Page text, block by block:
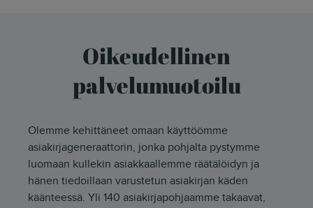
Oikeudellinen
palvelumuotoilu
Olemme kehittäneet omaan käyttöömme
asiakirjageneraattorin, jonka pohjalta pystymme
luomaan kullekin asiakkaallemme räätälöidyn ja
hänen tiedoillaan varustetun asiakirjan käden
käänteessä. Yli 140 asiakirjapohjaamme takaavat,